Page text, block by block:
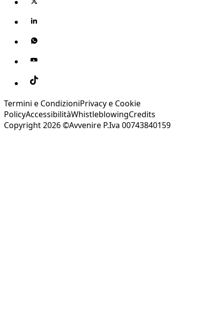
Termini e CondizioniPrivacy e Cookie
PolicyAccessibilitàWhistleblowingCredits
Copyright 2026 ©Avvenire P.Iva 00743840159